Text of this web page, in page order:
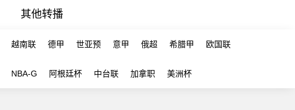
其他转播
越南联 德甲 世亚预 意甲 俄超 希腊甲 欧国联
NBA-G 阿根廷杯 中台联 加拿职 美洲杯